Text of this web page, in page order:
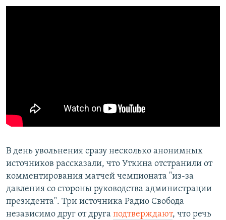
В день увольнения сразу несколько анонимных
источников рассказали, что Уткина отстранили от
комментирования матчей чемпионата "из-за
давления со стороны руководства администрации
президента". Три источника Радио Свобода
независимо друг от друга подтверждают, что речь